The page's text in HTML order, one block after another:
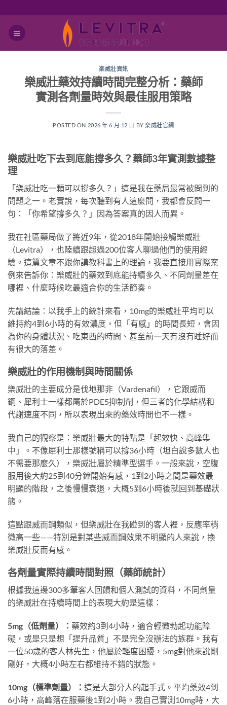
楽威壯資訊
樂威壯藥效持續時間完整分析：藥師
實測各劑量時效與最佳服用策略
POSTED ON 2026 年 6 月 12 日 BY楽威壯官網
樂威壯吃下去到底能撐多久？藥師3年實測數據整
理
「樂威壯吃一顆可以撐多久？」這是我在藥局最常被問到的
問題之一。老實說，每次聽到有人這麼問，我都會反問一
句：「你希望撐多久？」因為答案真的因人而異。
我在社區藥局做了將近9年，從2018年開始接觸樂威壯
（Levitra），也陸續跟超過200位客人聊過他們的使用經
驗。這篇文章不跟你講教科書上的理論，我要直接用實際案
例來告訴你：樂威壯的藥效到底能持續多久、不同劑量差在
哪裡、什麼時候吃最適合你的生活節奏。
先講結論：以我手上的統計來看，10mg的樂威壯平均可以
維持約4到6小時的有效濃度，但「有感」的時間長短，會因
為你的身體狀況、吃東西的時間、甚至前一天有沒有睡好而
有很大的落差。
樂威壯的作用機制與時間關係
樂威壯的主要成分是伐地那非（Vardenafil），它跟威而
鋼、犀利士一樣都屬於PDE5抑制劑，但三者的化學結構和
代謝速度不同，所以表現出來的藥效時間也不一樣。
我自己的觀察是：樂威壯最大的特點是「起效快、高峰集
中」。不像犀利士那樣號稱可以撐36小時（坦白說多數人也
不需要那麼久），樂威壯屬於精準型選手。一般來說，空腹
服用後大約25到40分鐘開始有感，1到2小時之間是藥效最
明顯的階段，之後慢慢衰退，大概5到6小時後就回到基礎狀
態。
這點跟威而鋼類似，但樂威壯在我碰到的客人裡，反應率稍
微高一些——特別是對某些威而鋼效果不明顯的人來說，換
樂威壯反而有感。
各劑量實際持續時間對照（藥師統計）
根據我這邊300多筆客人回饋和個人測試的資料，不同劑量
的樂威壯在持續時間上的表現大約是這樣：
5mg（低劑量）： 藥效約3到4小時，適合輕微勃起功能障
礙，或是只是想「提升品質」不是完全沒辦法的族群。我有
一位50歲的客人林先生，他屬於輕度困擾，5mg對他來說剛
剛好，大概4小時左右都維持不錯的狀態。
10mg（標準劑量）： 這是大部分人的起手式。平均藥效4到
6小時，高峰落在服藥後1到2小時。我自己實測10mg時，大